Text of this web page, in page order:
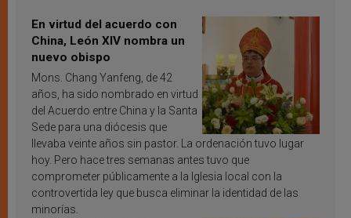
En virtud del acuerdo con
China, León XIV nombra un
nuevo obispo
Mons. Chang Yanfeng, de 42
años, ha sido nombrado en virtud
del Acuerdo entre China y la Santa
Sede para una diócesis que
llevaba veinte años sin pastor. La ordenación tuvo lugar
hoy. Pero hace tres semanas antes tuvo que
comprometer públicamente a la Iglesia local con la
controvertida ley que busca eliminar la identidad de las
minorías.